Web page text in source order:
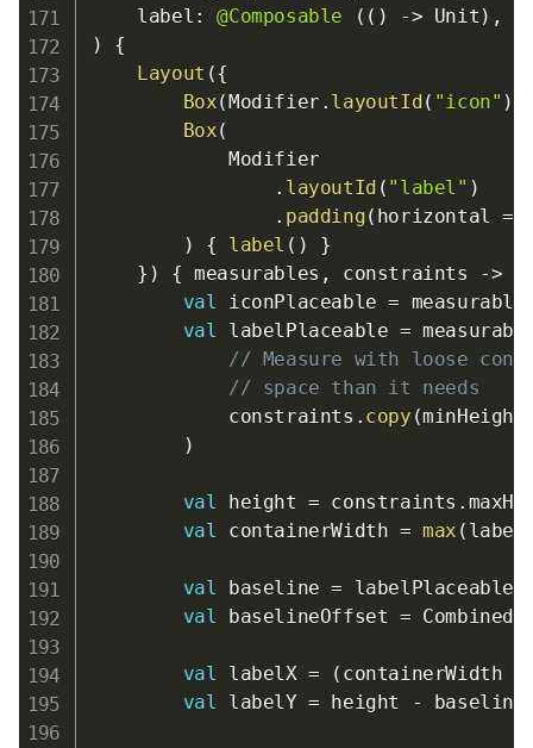
    label
: @Composable ( ( ) -> Unit ) ,
)
{
Layout ({
Box(Modifier . layoutId( "icon" )
Box(
            Modifier
. layoutId ( "label" )
. padding( horizontal =
)
{ label ( )
}
} ) { measurables , constraints ->
val
iconPlaceable =
val
labelPlaceable =
// Measure with loose
// space than it needs
            constraints
. copy (
)
val height = constraints .
val
containerWidth = max (
val baseline = labelPlaceable
val
baselineOffset =
val labelX = ( containerWidth
val
labelY = height -